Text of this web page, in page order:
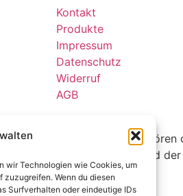
wir Technologien wie Cookies, um
Wenn du diesen
Surfverhalten oder eindeutige IDs
Kontakt
Produkte
Impressum
Datenschutz
Widerruf
AGB
Alle Bildrechte
Manager GmbH und